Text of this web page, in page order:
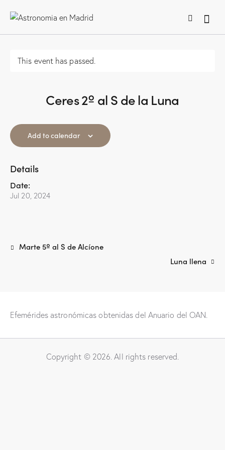
This event has passed.
Ceres 2º al S de la Luna
Add to calendar
Details
Date:
Jul 20, 2024
Marte 5º al S de Alcíone
Luna llena
Efemérides astronómicas obtenidas del Anuario del OAN.
Copyright © 2026. All rights reserved.